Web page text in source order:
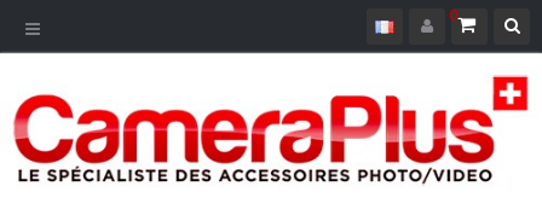
0
Navigation
bascule